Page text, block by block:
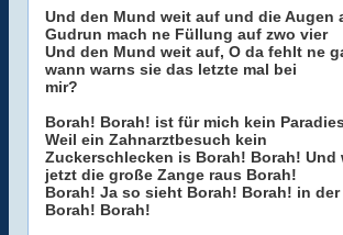
Und den Mund weit auf und die Augen
Gudrun mach ne Füllung auf zwo vier
Und den Mund weit auf, O da fehlt ne
wann warns sie das letzte mal bei
mir?
Borah! Borah! ist für mich kein
Weil ein Zahnarztbesuch kein
Zuckerschlecken is Borah! Borah! Und
jetzt die große Zange raus Borah!
Borah! Ja so sieht Borah! Borah! in der
Borah! Borah!